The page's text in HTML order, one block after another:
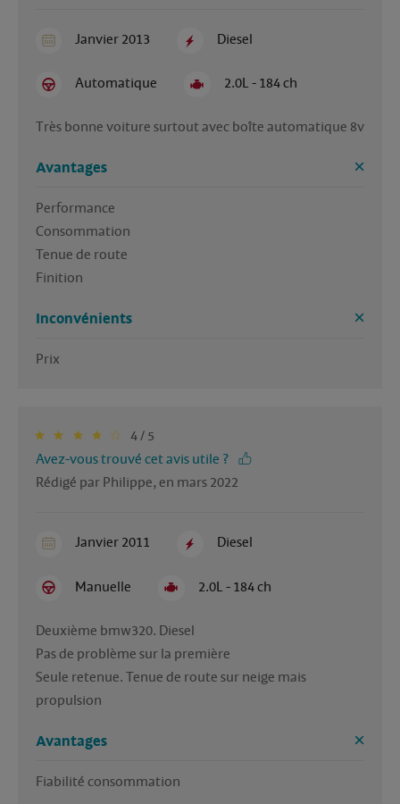
Janvier 2013 Diesel
Automatique 2.0L - 184 ch
Très bonne voiture surtout avec boîte automatique 8v
Avantages
Performance
Consommation
Tenue de route
Finition
Inconvénients
Prix
4 / 5
Avez-vous trouvé cet avis utile ?
Rédigé par Philippe, en mars 2022
Janvier 2011 Diesel
Manuelle 2.0L - 184 ch
Deuxième bmw320. Diesel
Pas de problème sur la première
Seule retenue. Tenue de route sur neige mais
propulsion
Avantages
Fiabilité consommation